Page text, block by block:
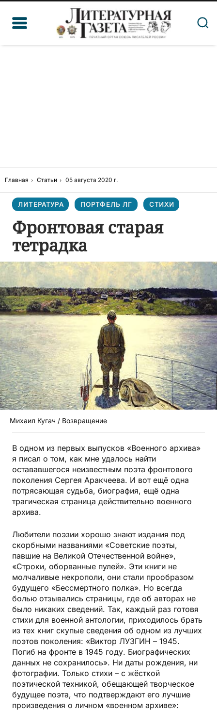
Главная Статьи 05 августа 2020 г.
ЛИТЕРАТУРА ПОРТФЕЛЬ ЛГ СТИХИ
Фронтовая старая
тетрадка
Михаил Кугач / Возвращение
В одном из первых выпусков «Военного архива»
я писал о том, как мне удалось найти
остававшегося неизвестным поэта фронтового
поколения Сергея Аракчеева. И вот ещё одна
потрясающая судьба, биография, ещё одна
трагическая страница действительно военного
архива.
Любители поэзии хорошо знают издания под
скорбными названиями «Советские поэты,
павшие на Великой Отечественной войне»,
«Строки, оборванные пулей». Эти книги не
молчаливые некрополи, они стали прообразом
будущего «Бессмертного полка». Но всегда
болью отзывались страницы, где об авторах не
было никаких сведений. Так, каждый раз готовя
стихи для военной антологии, приходилось брать
из тех книг скупые сведения об одном из лучших
поэтов поколения: «Виктор ЛУЗГИН – 1945.
Погиб на фронте в 1945 году. Биографических
данных не сохранилось». Ни даты рождения, ни
фотографии. Только стихи – с жёсткой
поэтической техникой, обещающей творческое
будущее поэта, что подтверждают его лучшие
произведения о личном «военном архиве»: